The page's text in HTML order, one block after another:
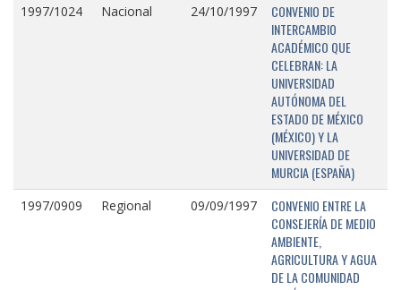
1997/1024 Nacional 24/10/1997
CONVENIO DE
INTERCAMBIO
ACADÉMICO QUE
CELEBRAN: LA
UNIVERSIDAD
AUTÓNOMA DEL
ESTADO DE MÉXICO
(MÉXICO) Y LA
UNIVERSIDAD DE
MURCIA (ESPAÑA)
1997/0909 Regional 09/09/1997
CONVENIO ENTRE LA
CONSEJERÍA DE MEDIO
AMBIENTE,
AGRICULTURA Y AGUA
DE LA COMUNIDAD